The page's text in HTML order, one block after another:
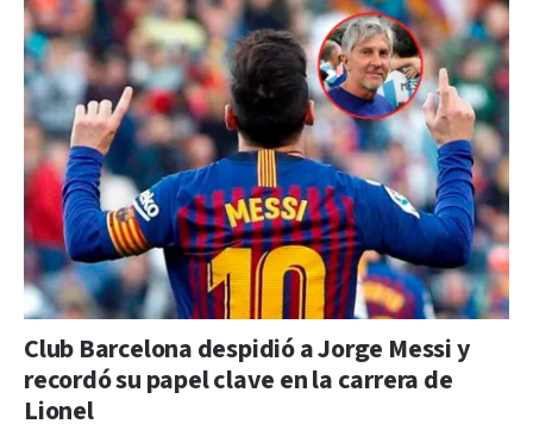
Club Barcelona despidió a Jorge Messi y
recordó su papel clave en la carrera de
Lionel